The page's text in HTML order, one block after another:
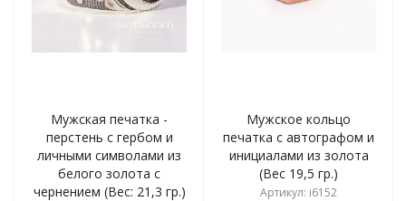
Мужская печатка -
перстень с гербом и
личными символами из
белого золота с
чернением (Вес: 21,3 гр.)
Мужское кольцо
печатка с автографом и
инициалами из золота
(Вес 19,5 гр.)
Артикул: i6152